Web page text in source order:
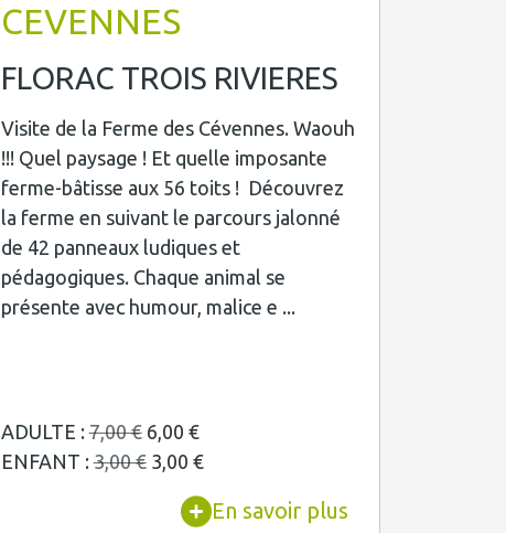
CEVENNES
FLORAC TROIS RIVIERES
Visite de la Ferme des Cévennes. Waouh
!!! Quel paysage ! Et quelle imposante
ferme-bâtisse aux 56 toits ! Découvrez
la ferme en suivant le parcours jalonné
de 42 panneaux ludiques et
pédagogiques. Chaque animal se
présente avec humour, malice e ...
ADULTE :7,00 € 6,00 €
ENFANT :3,00 € 3,00 €
En savoir plus